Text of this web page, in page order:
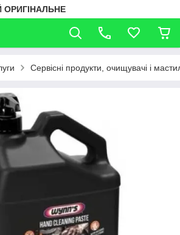
ОРИГІНАЛЬНЕ
Сервісні продукти, очищувачі і